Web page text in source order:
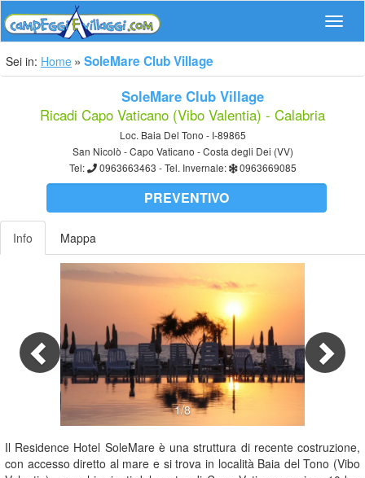
Sei in: Home SoleMare Club Village
SoleMare Club Village
Ricadi Capo Vaticano (Vibo Valentia) - Calabria
Loc. Baia Del Tono - I-89865
San Nicolò - Capo Vaticano - Costa degli Dei (VV)
Tel:
0963663463 - Tel. Invernale: 0963669085
PREVENTIVO
Info Mappa
1/8
Previous
Il Residence Hotel SoleMare è una struttura di recente costruzione,
con accesso diretto al mare e si trova in località Baia del Tono (Vibo